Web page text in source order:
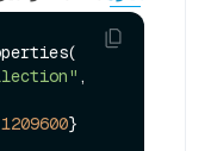
,
1209600}